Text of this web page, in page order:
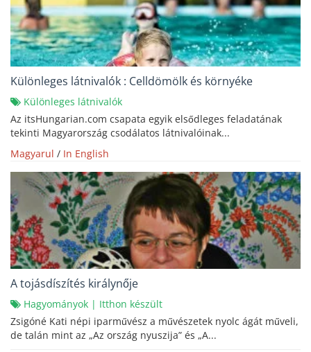
Különleges látnivalók : Celldömölk és környéke
Különleges látnivalók
Az itsHungarian.com csapata egyik elsődleges feladatának
tekinti Magyarország csodálatos látnivalóinak...
Magyarul / In English
A tojásdíszítés királynője
Hagyományok | Itthon készült
Zsigóné Kati népi iparművész a művészetek nyolc ágát műveli,
de talán mint az „Az ország nyuszija” és „A...